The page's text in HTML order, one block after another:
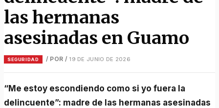
las hermanas
asesinadas en Guamo
SEGURIDAD / POR / 19 DE JUNIO DE 2026
“Me estoy escondiendo como si yo fuera la
delincuente”: madre de las hermanas asesinadas